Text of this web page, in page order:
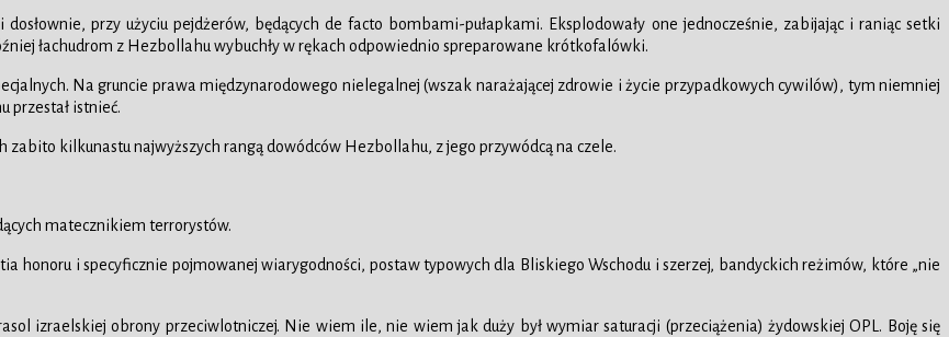
przy użyciu pejdżerów, będących de facto bombami-pułapkami. Eksplodowały one jednocześnie, zabijając i raniąc setki
łachudrom z Hezbollahu wybuchły w rękach odpowiednio spreparowane krótkofalówki.
Na gruncie prawa międzynarodowego nielegalnej (wszak narażającej zdrowie i życie przypadkowych cywilów), tym niemniej
przestał istnieć.
kilkunastu najwyższych rangą dowódców Hezbollahu, z jego przywódcą na czele.
matecznikiem terrorystów.
honoru i specyficznie pojmowanej wiarygodności, postaw typowych dla Bliskiego Wschodu i szerzej, bandyckich reżimów, które „nie
izraelskiej obrony przeciwlotniczej. Nie wiem ile, nie wiem jak duży był wymiar saturacji (przeciążenia) żydowskiej OPL. Boję się